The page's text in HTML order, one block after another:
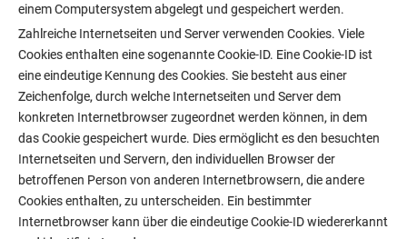
einem Computersystem abgelegt und gespeichert werden.
Zahlreiche Internetseiten und Server verwenden Cookies. Viele
Cookies enthalten eine sogenannte Cookie-ID. Eine Cookie-ID ist
eine eindeutige Kennung des Cookies. Sie besteht aus einer
Zeichenfolge, durch welche Internetseiten und Server dem
konkreten Internetbrowser zugeordnet werden können, in dem
das Cookie gespeichert wurde. Dies ermöglicht es den besuchten
Internetseiten und Servern, den individuellen Browser der
betroffenen Person von anderen Internetbrowsern, die andere
Cookies enthalten, zu unterscheiden. Ein bestimmter
Internetbrowser kann über die eindeutige Cookie-ID wiedererkannt